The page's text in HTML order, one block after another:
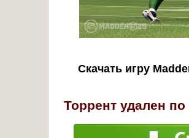
Скачать игру
Торрент удален